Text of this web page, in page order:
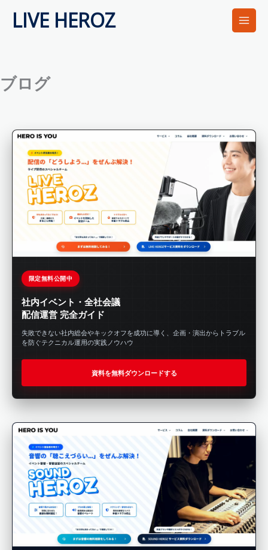
プ
LIVE HEROZ
ブログ
限定無料公開中
社内イベント・全社会議
配信運営 完全ガイド
失敗できない社内総会やキックオフを成功に導く、企画・演出からトラブル
を防ぐテクニカル運用の実践ノウハウ
資料を無料ダウンロードする